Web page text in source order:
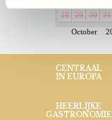
CENTRAAL
IN EUROPA
HEERLIJKE
GASTRONOMIE